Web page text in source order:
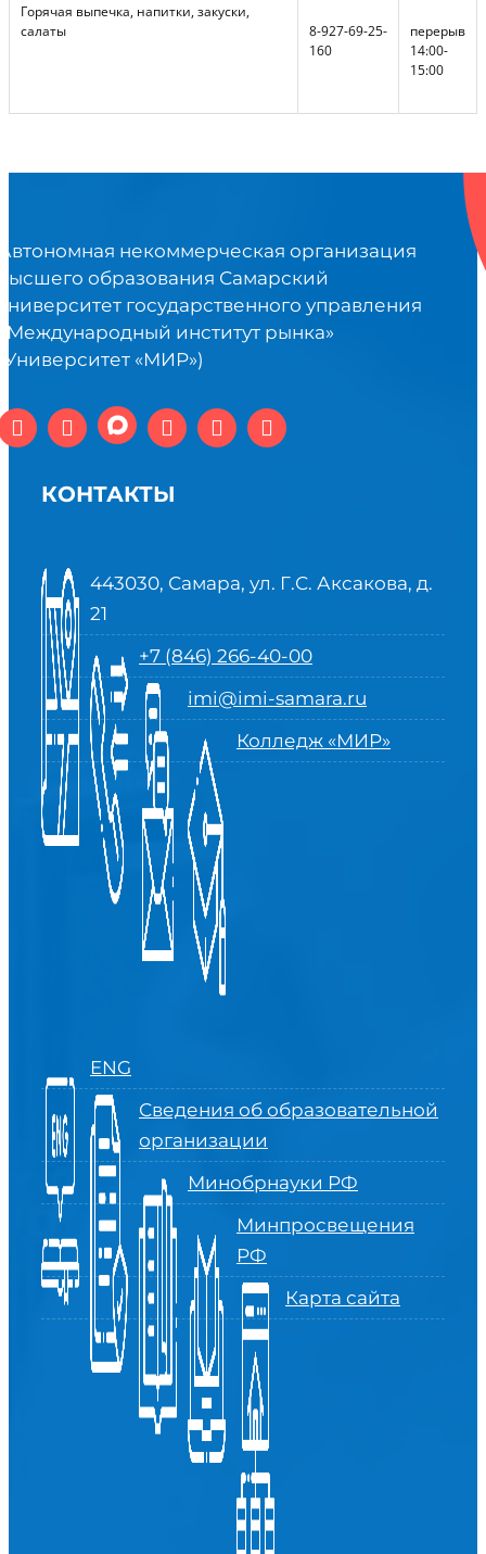
Горячая выпечка, напитки, закуски,
салаты
8-927-69-25-
160
перерыв
14:00-
15:00
некоммерческая организация
образования Самарский
государственного управления
институт рынка»
«МИР»)
КОНТАКТЫ
443030, Самара, ул. Г.С. Аксакова, д.
21
+7 (846) 266-40-00
imi@imi-samara.ru
Колледж «МИР»
ENG
Сведения об образовательной
организации
Минобрнауки РФ
Минпросвещения
РФ
Карта сайта